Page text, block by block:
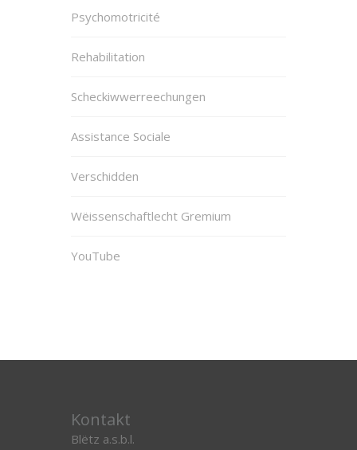
Psychomotricité
Rehabilitation
Scheckiwwerreechungen
Assistance Sociale
Verschidden
Wëissenschaftlecht Gremium
YouTube
Kontakt
Blëtz a.s.b.l.